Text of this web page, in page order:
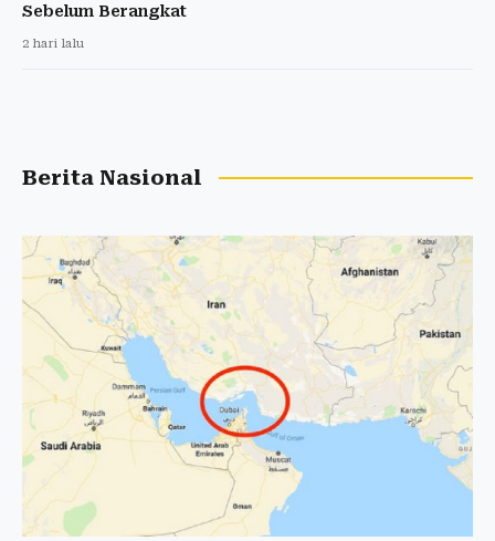
Sebelum Berangkat
2 hari lalu
Berita Nasional